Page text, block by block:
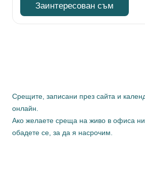
Заинтересован съм
Срещите, записани през сайта и
онлайн.
Ако желаете среща на живо в офиса
обадете се, за да я насрочим.